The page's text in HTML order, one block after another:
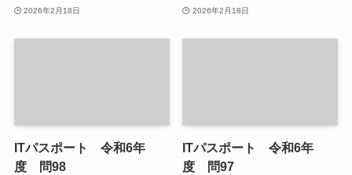
2026年2月18日 2026年2月18日
ITパスポート 令和6年
度 問98
ITパスポート 令和6年
度 問97